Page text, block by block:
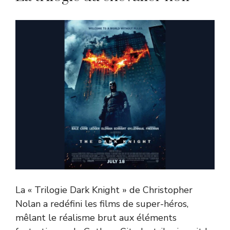
La « Trilogie Dark Knight » de Christopher
Nolan a redéfini les films de super-héros,
mêlant le réalisme brut aux éléments